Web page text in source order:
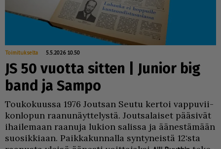
Toimitukselta 5.5.2026 10.50
JS 50 vuotta sitten | Junior big
band ja Sampo
Tou­ko­kuus­sa 1976 Jout­san Seu­tu ker­toi vap­pu­vii­
kon­lo­pun raa­nu­näyt­te­lys­tä. Jout­sa­lai­set pää­si­vät
ihai­le­maan raa­nu­ja lu­ki­on sa­lis­sa ja ää­nes­tä­mään
suo­sik­ki­aan. Paik­ka­kun­nal­la syn­ty­neis­tä 12:sta